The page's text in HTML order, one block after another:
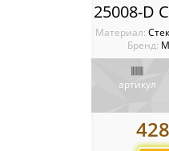
Материал:
Бренд:
артикул